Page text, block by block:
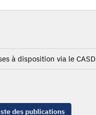
à disposition via le CASD
des publications